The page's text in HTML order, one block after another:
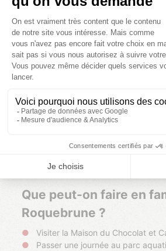
La plage de la Gaillarde Ouest
mètres de la plage surveillée de La
plage de sable est plus petite que la
est ouverte au public.
Quels sont les
incontournables de
sur-Argens ?
Le village de Roquebrune-sur-Argens
Bouverie (nord de la commune). Pour
du Paradis à Fréjus
Que peut-on faire en
Roquebrune ?
Visiter la Maison du Chocolat et
Passer une journée au parc